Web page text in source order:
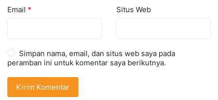
Email * Situs Web
Simpan nama, email, dan situs web saya pada
peramban ini untuk komentar saya berikutnya.